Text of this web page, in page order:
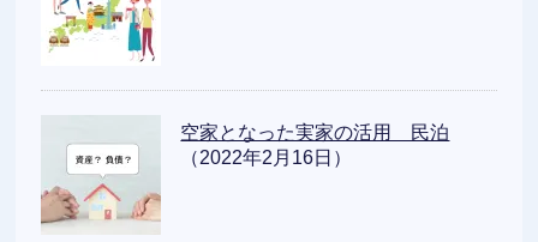
空家となった実家の活用 民泊
（2022年2月16日）